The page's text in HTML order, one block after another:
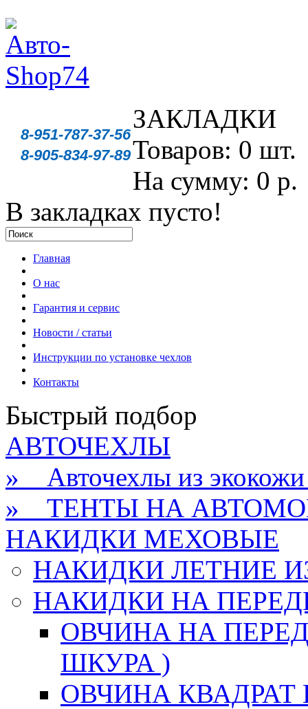
8-951-787-37-56
8-905-834-97-89
ЗАКЛАДКИ
Товаров: 0 шт.
На сумму: 0 р.
В закладках пусто!
Главная
О нас
Гарантия и сервис
Новости / статьи
Инструкции по установке чехлов
Контакты
Быстрый подбор
АВТОЧЕХЛЫ
» Авточехлы из
» ТЕНТЫ НА
НАКИДКИ МЕХОВЫЕ
НАКИДКИ ЛЕТНИЕ
НАКИДКИ НА
ОВЧИНА НА
ШКУРА )
ОВЧИНА КВАДРАТ